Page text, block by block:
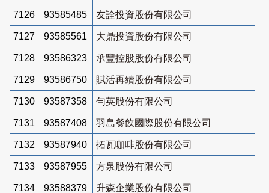
7126 93585485 友詮投資股份有限公司
7127 93585561 大鼎投資股份有限公司
7128 93586323 承豐控股股份有限公司
7129 93586750 賦活再續股份有限公司
7130 93587358 勻英股份有限公司
7131 93587408 羽島餐飲國際股份有限公司
7132 93587940 拓瓦咖啡股份有限公司
7133 93587955 方泉股份有限公司
7134 93588379 升森企業股份有限公司